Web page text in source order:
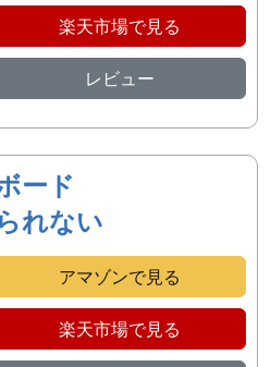
楽天市場で見る
レビュー
ード
れない
アマゾンで見る
楽天市場で見る